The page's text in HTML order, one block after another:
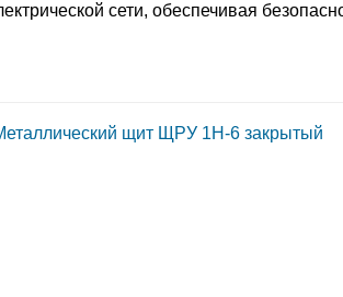
сети, обеспечивая